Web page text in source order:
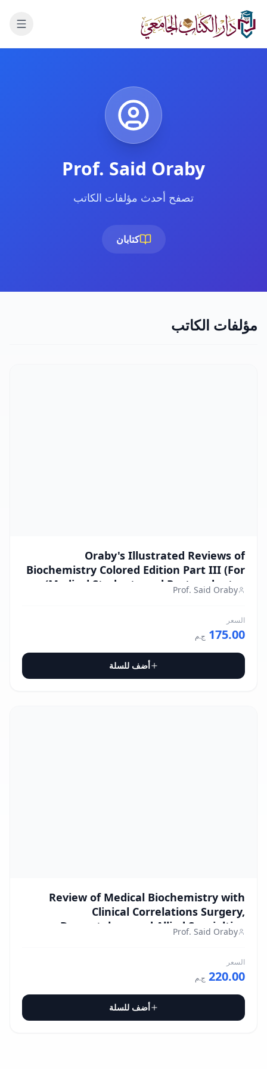
Prof. Said Oraby
تصفح أحدث مؤلفات الكاتب
كتابان
مؤلفات الكاتب
Oraby's Illustrated Reviews of
Biochemistry Colored Edition Part III (For
Medical Students and Postgraduates)
Prof. Said Oraby
السعر
175.00 ج.م
أضف للسلة
Review of Medical Biochemistry with
Clinical Correlations Surgery,
Dermatology and Allied Specialties
Prof. Said Oraby
السعر
220.00 ج.م
أضف للسلة